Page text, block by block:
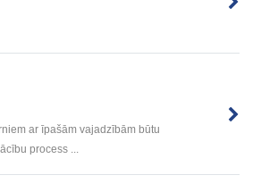
ar īpašām vajadzībām būtu
process ...